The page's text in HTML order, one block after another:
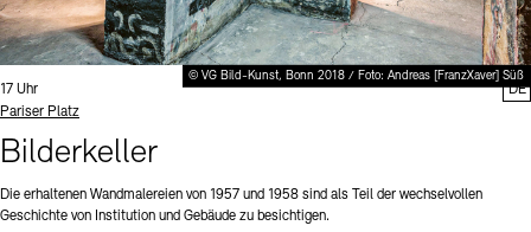
© VG Bild-Kunst, Bonn 2018 / Foto: Andreas [FranzXaver] Süß
Uhrzeit:
17 Uhr
Standort
Pariser Platz
Bilderkeller
Die erhaltenen Wandmalereien von 1957 und 1958 sind als Teil der wechselvollen
Geschichte von Institution und Gebäude zu besichtigen.
DE